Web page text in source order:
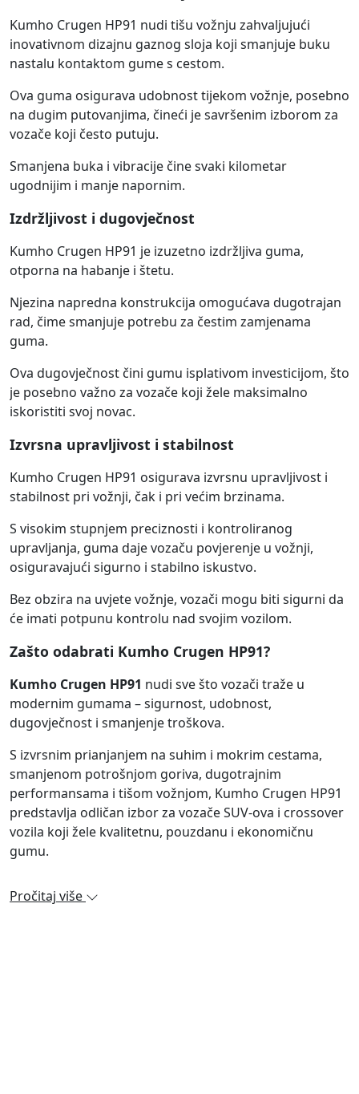
Kumho Crugen HP91 nudi tišu vožnju zahvaljujući
inovativnom dizajnu gaznog sloja koji smanjuje buku
nastalu kontaktom gume s cestom.
Ova guma osigurava udobnost tijekom vožnje, posebno
na dugim putovanjima, čineći je savršenim izborom za
vozače koji često putuju.
Smanjena buka i vibracije čine svaki kilometar
ugodnijim i manje napornim.
Izdržljivost i dugovječnost
Kumho Crugen HP91 je izuzetno izdržljiva guma,
otporna na habanje i štetu.
Njezina napredna konstrukcija omogućava dugotrajan
rad, čime smanjuje potrebu za čestim zamjenama
guma.
Ova dugovječnost čini gumu isplativom investicijom, što
je posebno važno za vozače koji žele maksimalno
iskoristiti svoj novac.
Izvrsna upravljivost i stabilnost
Kumho Crugen HP91 osigurava izvrsnu upravljivost i
stabilnost pri vožnji, čak i pri većim brzinama.
S visokim stupnjem preciznosti i kontroliranog
upravljanja, guma daje vozaču povjerenje u vožnji,
osiguravajući sigurno i stabilno iskustvo.
Bez obzira na uvjete vožnje, vozači mogu biti sigurni da
će imati potpunu kontrolu nad svojim vozilom.
Zašto odabrati Kumho Crugen HP91?
Kumho Crugen HP91 nudi sve što vozači traže u
modernim gumama – sigurnost, udobnost,
dugovječnost i smanjenje troškova.
S izvrsnim prianjanjem na suhim i mokrim cestama,
smanjenom potrošnjom goriva, dugotrajnim
performansama i tišom vožnjom, Kumho Crugen HP91
predstavlja odličan izbor za vozače SUV-ova i crossover
vozila koji žele kvalitetnu, pouzdanu i ekonomičnu
gumu.
Pročitaj više